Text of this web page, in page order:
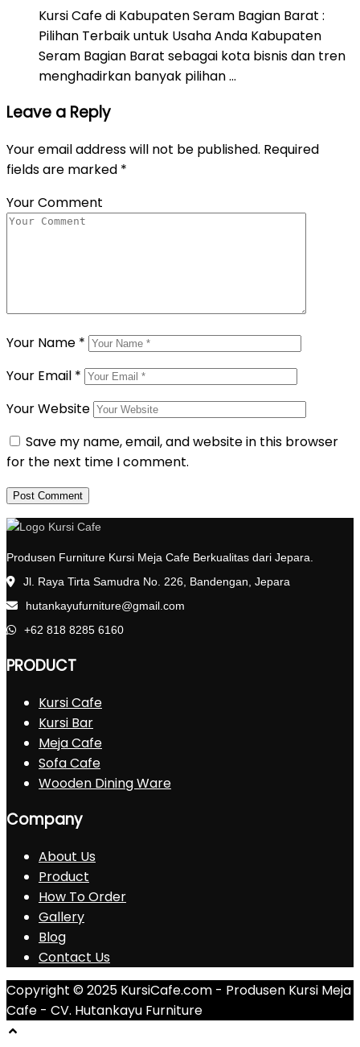
Kursi Cafe di Kabupaten Seram Bagian Barat :
Pilihan Terbaik untuk Usaha Anda Kabupaten
Seram Bagian Barat sebagai kota bisnis dan tren
menghadirkan banyak pilihan …
Leave a Reply
Your email address will not be published. Required
fields are marked *
Your Comment
Your Name *
Your Email *
Your Website
Save my name, email, and website in this browser
for the next time I comment.
Produsen Furniture Kursi Meja Cafe Berkualitas dari Jepara.
Jl. Raya Tirta Samudra No. 226, Bandengan, Jepara
hutankayufurniture@gmail.com
+62 818 8285 6160
PRODUCT
Kursi Cafe
Kursi Bar
Meja Cafe
Sofa Cafe
Wooden Dining Ware
Company
About Us
Product
How To Order
Gallery
Blog
Contact Us
Copyright © 2025 KursiCafe.com - Produsen Kursi Meja
Cafe - CV. Hutankayu Furniture